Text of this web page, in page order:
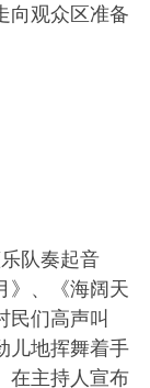
向观众区准备
队奏起音
》、《海阔天
民们高声叫
儿地挥舞着手
在主持人宣布